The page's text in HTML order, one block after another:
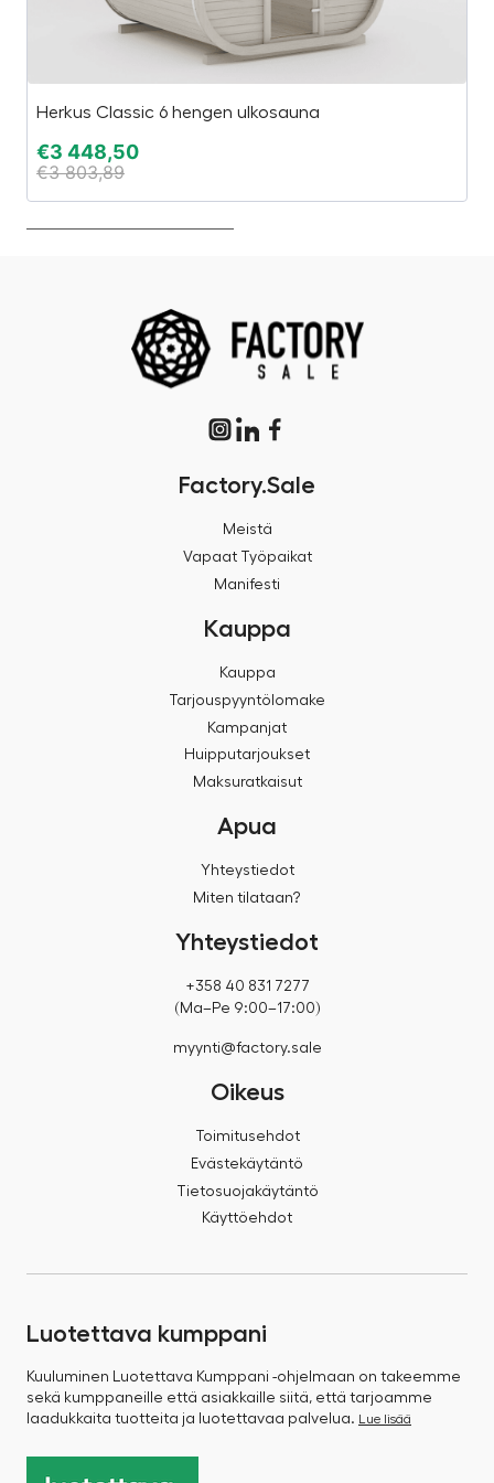
Herkus Classic 6 hengen ulkosauna
€3 448,50
€3 803,89
Factory.Sale
Meistä
Vapaat Työpaikat
Manifesti
Kauppa
Kauppa
Tarjouspyyntölomake
Kampanjat
Huipputarjoukset
Maksuratkaisut
Apua
Yhteystiedot
Miten tilataan?
Yhteystiedot
+358 40 831 7277
(Ma–Pe 9:00–17:00)
myynti@factory.sale
Oikeus
Toimitusehdot
Evästekäytäntö
Tietosuojakäytäntö
Käyttöehdot
Luotettava kumppani
Kuuluminen Luotettava Kumppani -ohjelmaan on takeemme
sekä kumppaneille että asiakkaille siitä, että tarjoamme
laadukkaita tuotteita ja luotettavaa palvelua.
Lue lisää